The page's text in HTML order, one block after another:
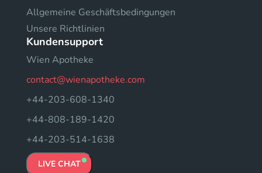
Allgemeine Geschäftsbedingungen
Unsere Richtlinien
Kundensupport
Wien Apotheke
contact@wienapotheke.com
+44-203-608-1340
+44-808-189-1420
+44-203-514-1638
LIVE CHAT